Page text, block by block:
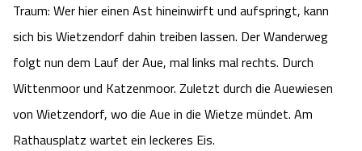
Traum: Wer hier einen Ast hineinwirft und aufspringt, kann
sich bis Wietzendorf dahin treiben lassen. Der Wanderweg
folgt nun dem Lauf der Aue, mal links mal rechts. Durch
Wittenmoor und Katzenmoor. Zuletzt durch die Auewiesen
von Wietzendorf, wo die Aue in die Wietze mündet. Am
Rathausplatz wartet ein leckeres Eis.